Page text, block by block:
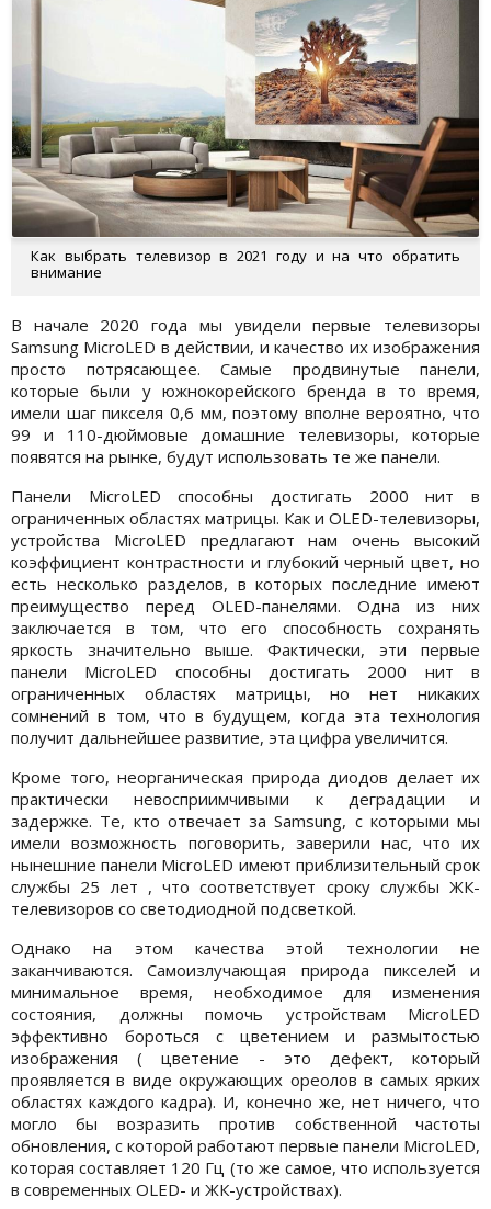
Как выбрать телевизор в 2021 году и на что обратить
внимание
В начале 2020 года мы увидели первые телевизоры
Samsung MicroLED в действии, и качество их изображения
просто потрясающее. Самые продвинутые панели,
которые были у южнокорейского бренда в то время,
имели шаг пикселя 0,6 мм, поэтому вполне вероятно, что
99 и 110-дюймовые домашние телевизоры, которые
появятся на рынке, будут использовать те же панели.
Панели MicroLED способны достигать 2000 нит в
ограниченных областях матрицы. Как и OLED-телевизоры,
устройства MicroLED предлагают нам очень высокий
коэффициент контрастности и глубокий черный цвет, но
есть несколько разделов, в которых последние имеют
преимущество перед OLED-панелями. Одна из них
заключается в том, что его способность сохранять
яркость значительно выше. Фактически, эти первые
панели MicroLED способны достигать 2000 нит в
ограниченных областях матрицы, но нет никаких
сомнений в том, что в будущем, когда эта технология
получит дальнейшее развитие, эта цифра увеличится.
Кроме того, неорганическая природа диодов делает их
практически невосприимчивыми к деградации и
задержке. Те, кто отвечает за Samsung, с которыми мы
имели возможность поговорить, заверили нас, что их
нынешние панели MicroLED имеют приблизительный срок
службы 25 лет , что соответствует сроку службы ЖК-
телевизоров со светодиодной подсветкой.
Однако на этом качества этой технологии не
заканчиваются. Самоизлучающая природа пикселей и
минимальное время, необходимое для изменения
состояния, должны помочь устройствам MicroLED
эффективно бороться с цветением и размытостью
изображения ( цветение - это дефект, который
проявляется в виде окружающих ореолов в самых ярких
областях каждого кадра). И, конечно же, нет ничего, что
могло бы возразить против собственной частоты
обновления, с которой работают первые панели MicroLED,
которая составляет 120 Гц (то же самое, что используется
в современных OLED- и ЖК-устройствах).